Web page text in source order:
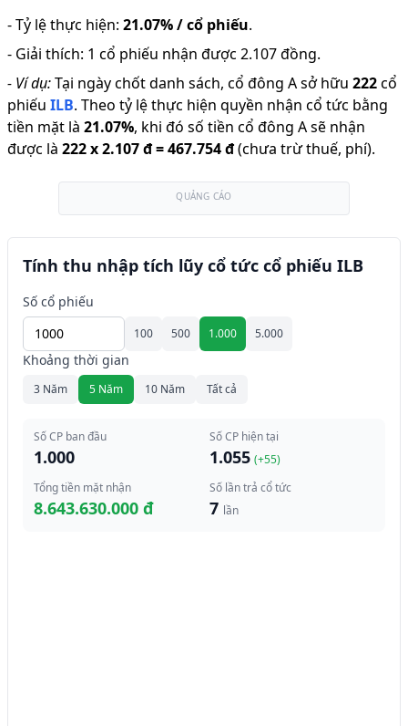
-Tỷ lệ thực hiện: 21.07% / cổ phiếu.
- Giải thích: 1 cổ phiếu nhận được 2.107 đồng.
- Ví dụ:Tại ngày chốt danh sách, cổ đông A sở hữu 222cổ
phiếu ILB. Theo tỷ lệ thực hiện quyền nhận cổ tức bằng
tiền mặt là 21.07%, khi đó số tiền cổ đông A sẽ nhận
được là 222x2.107 đ=467.754 đ(chưa trừ thuế, phí).
QUẢNG CÁO
Tính thu nhập tích lũy cổ tức cổ phiếu ILB
Số cổ phiếu
100 500 1.000 5.000
Khoảng thời gian
3 Năm 5 Năm 10 Năm Tất cả
Số CP ban đầu
1.000
Số CP hiện tại
1.055 (+55)
Tổng tiền mặt nhận
8.643.630.000 đ
Số lần trả cổ tức
7 lần